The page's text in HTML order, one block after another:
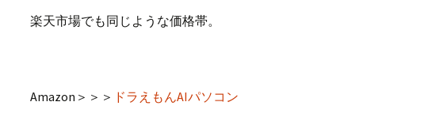
楽天市場でも同じような価格帯。
Amazon＞＞＞ ドラえもんAIパソコン